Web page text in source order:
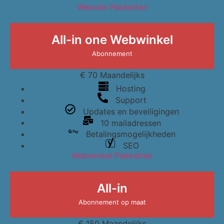
Website Pakketten
All-in one Webwinkel
Abonnement
€ 70 Maandelijks
Hosting
Support
Updates en beveiligingen
10 mailadressen
Betalingsmogelijkheden
SEO
Webwinkel Pakketten
All-in
Abonnement op maat